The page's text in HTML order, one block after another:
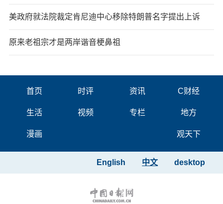
美政府就法院裁定肯尼迪中心移除特朗普名字提出上诉
原来老祖宗才是两岸谐音梗鼻祖
首页 时评 资讯 C财经
生活 视频 专栏 地方
漫画 观天下
desktop
中文
English